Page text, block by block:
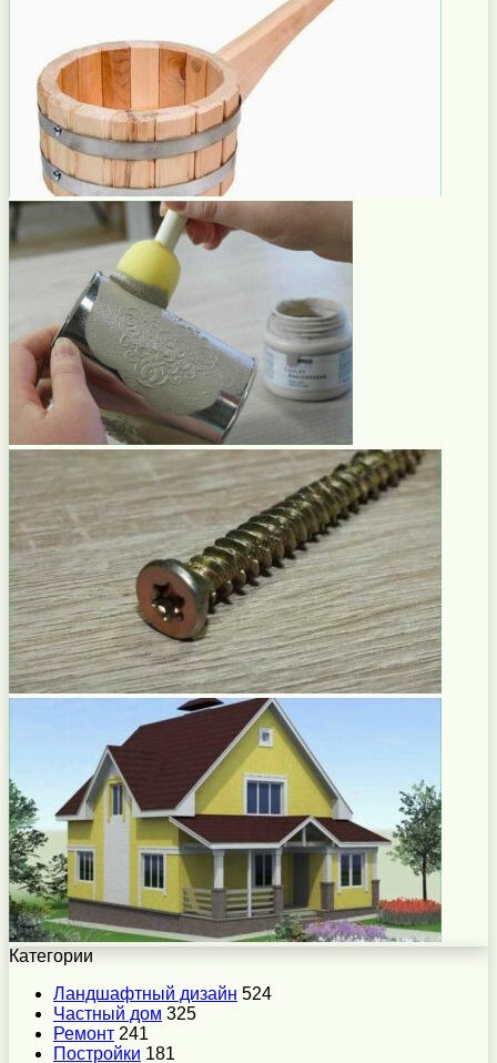
Категории
Ландшафтный дизайн 524
Частный дом 325
Ремонт 241
Постройки 181